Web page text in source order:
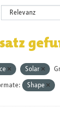
Solar
Shape